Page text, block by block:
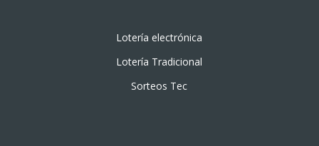
Lotería electrónica
Lotería Tradicional
Sorteos Tec